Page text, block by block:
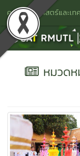
คณะวิทยาศาสตร์และเท
หมวด